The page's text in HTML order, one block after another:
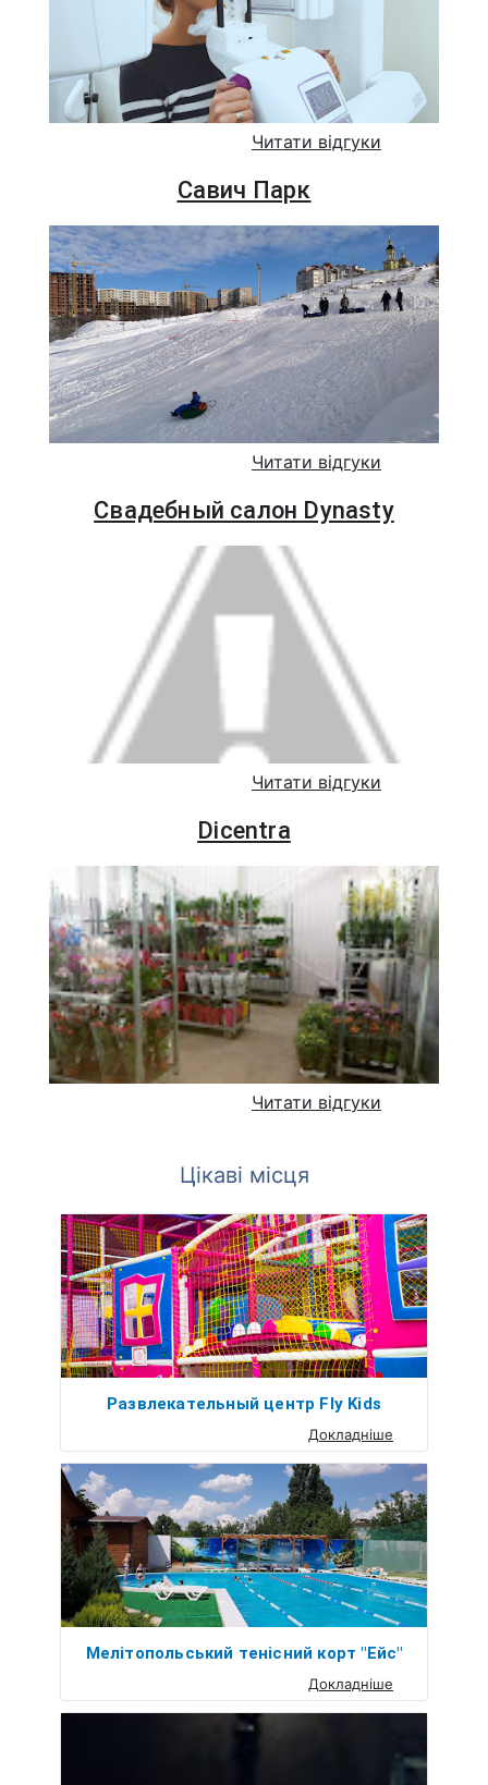
Читати відгуки
Савич Парк
Читати відгуки
Свадебный салон Dynasty
Читати відгуки
Dicentra
Читати відгуки
Цікаві місця
Развлекательный центр Fly Kids
Докладніше
Мелітопольський тенісний корт "Ейс"
Докладніше